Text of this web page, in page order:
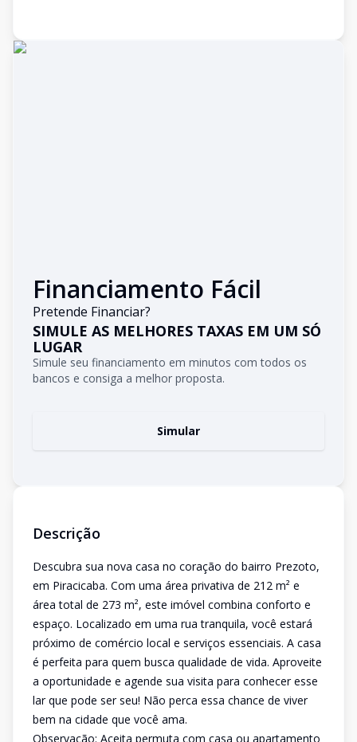
Financiamento Fácil
Pretende Financiar?
SIMULE AS MELHORES TAXAS EM UM SÓ
LUGAR
Simule seu financiamento em minutos com todos os
bancos e consiga a melhor proposta.
Simular
Descrição
Descubra sua nova casa no coração do bairro Prezoto,
em Piracicaba. Com uma área privativa de 212 m² e
área total de 273 m², este imóvel combina conforto e
espaço. Localizado em uma rua tranquila, você estará
próximo de comércio local e serviços essenciais. A casa
é perfeita para quem busca qualidade de vida. Aproveite
a oportunidade e agende sua visita para conhecer esse
lar que pode ser seu! Não perca essa chance de viver
bem na cidade que você ama.
Observação: Aceita permuta com casa ou apartamento